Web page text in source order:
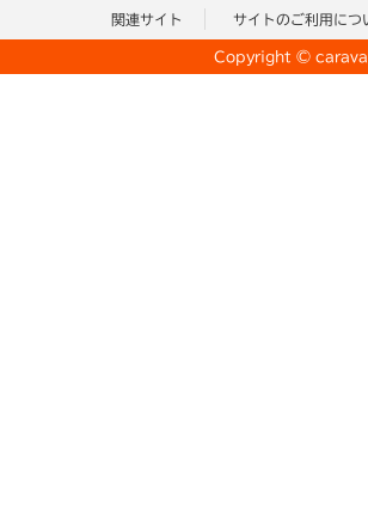
関連サイト サイトのご利用につ
Copyright ©